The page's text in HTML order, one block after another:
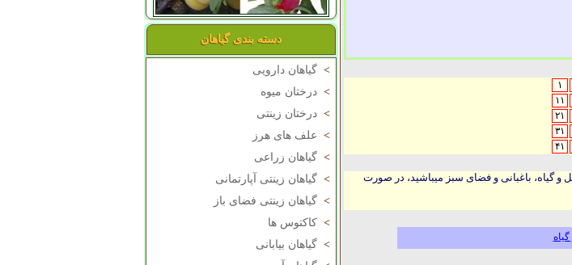
دسته بندی گیاهان
> گیاهان دارویی
> درختان میوه
> درختان زینتی
> علف های هرز
> گیاهان زراعی
> گیاهان زینتی آپارتمانی
> گیاهان زینتی فضای باز
> کاکتوس ها
> گیاهان بیابانی
۱
۱۱
۲۱
۳۱
۴۱
و گیاه، باغبانی و فضای سبز میباشید، در صورت